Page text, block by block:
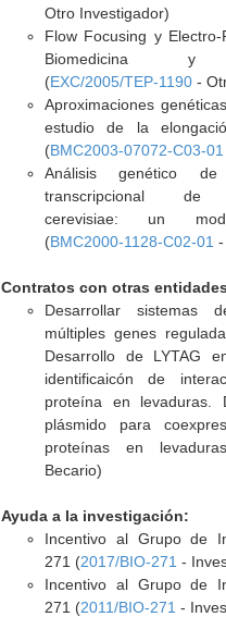
Otro Investigador)
Flow Focusing y
Biomedicina y
(EXC/2005/TEP-1190-
Aproximaciones
estudio de la
(BMC2003-07072-C03-01
Análisis genético
transcripcional de
cerevisiae: un
(BMC2000-1128-C02-01
Contratos con otras
Desarrollar sistemas
múltiples genes
Desarrollo de LYTAG
identificaicón de
proteína en levaduras.
plásmido para
proteínas en
Becario)
Ayuda a la investigación:
Incentivo al Grupo de
271 (2017/BIO-271 -
Incentivo al Grupo de
271 (2011/BIO-271 -